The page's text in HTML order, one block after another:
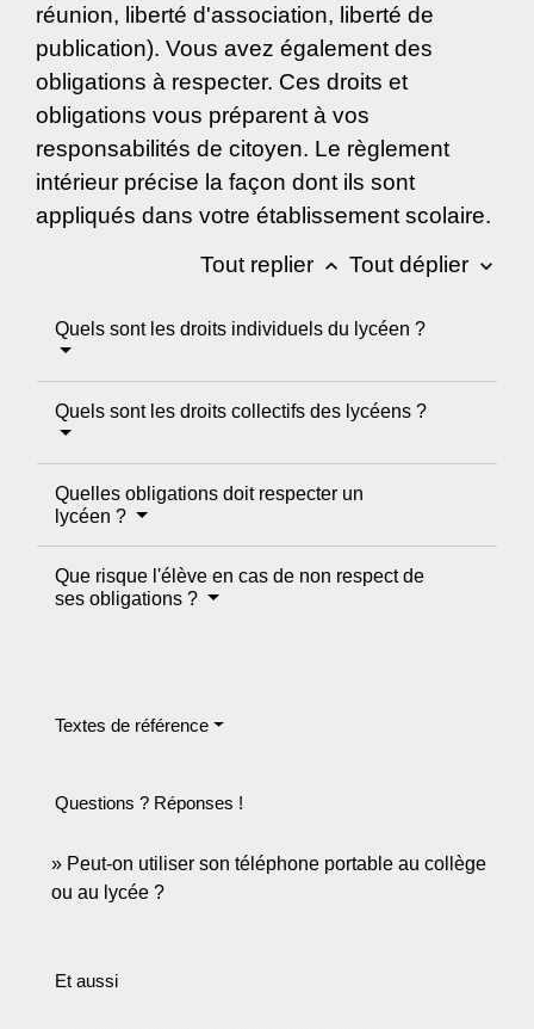
réunion, liberté d'association, liberté de
publication). Vous avez également des
obligations à respecter. Ces droits et
obligations vous préparent à vos
responsabilités de citoyen. Le règlement
intérieur précise la façon dont ils sont
appliqués dans votre établissement scolaire.
Tout replier keyboard_arrow_up Tout déplier keyboard_arrow_down
Quels sont les droits individuels du lycéen ?
Quels sont les droits collectifs des lycéens ?
Quelles obligations doit respecter un
lycéen ?
Que risque l'élève en cas de non respect de
ses obligations ?
Textes de référence
Questions ? Réponses !
Peut-on utiliser son téléphone portable au collège
ou au lycée ?
Et aussi